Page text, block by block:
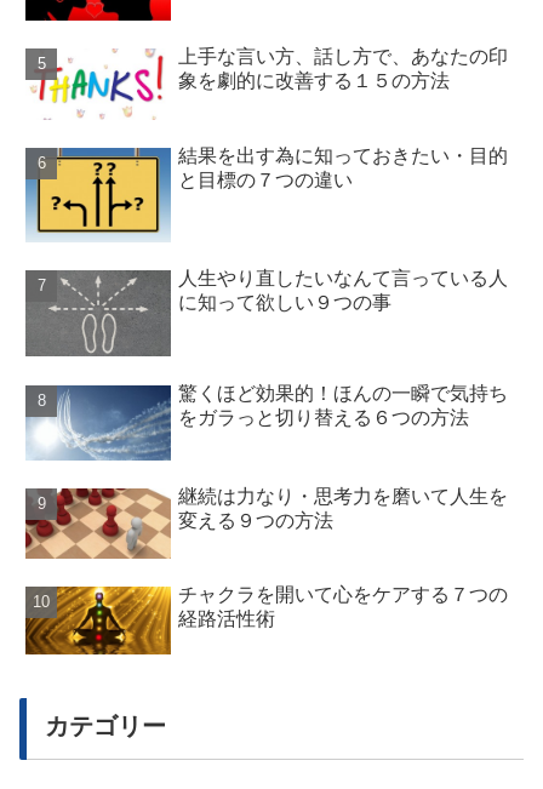
上手な言い方、話し方で、あなたの印
象を劇的に改善する１５の方法
結果を出す為に知っておきたい・目的
と目標の７つの違い
人生やり直したいなんて言っている人
に知って欲しい９つの事
驚くほど効果的！ほんの一瞬で気持ち
をガラっと切り替える６つの方法
継続は力なり・思考力を磨いて人生を
変える９つの方法
チャクラを開いて心をケアする７つの
経路活性術
カテゴリー